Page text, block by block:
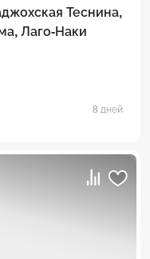
Теснина,
Лаго-Наки
8 дней